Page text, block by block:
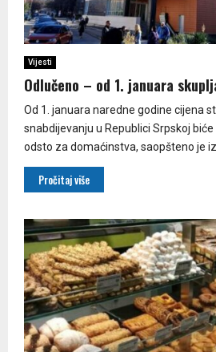
Vijesti
Odlučeno – od 1. januara
Od 1. januara naredne godine cijena
snabdijevanju u Republici Srpskoj
odsto za domaćinstva, saopšteno je iz
Pročitaj više